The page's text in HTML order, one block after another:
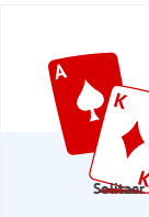
Solitaer